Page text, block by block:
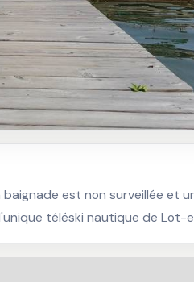
est non surveillée et
téléski nautique de Lot-